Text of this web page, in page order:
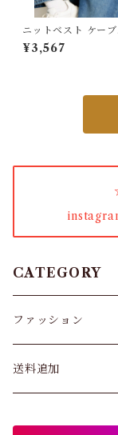
ワンピース・セッ
女性下着・靴下
着圧ソックス
ショーツ
ニットベスト ケー
ね着韓国風
¥3,567
CATEGORY
ファッション
パンツ&スカート
送料追加